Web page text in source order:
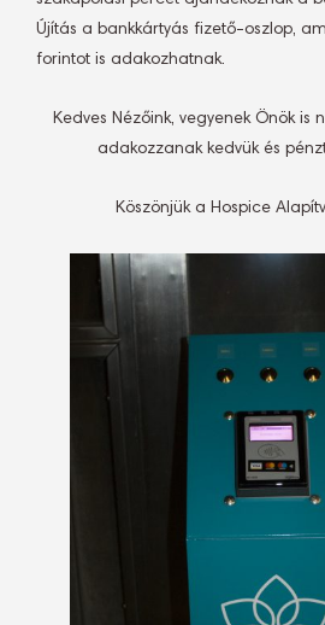
Újítás a bankkártyás fizető-oszlop,
forintot is adakozhatnak.
Kedves Nézőink, vegyenek Önök is
adakozzanak kedvük és
Köszönjük a Hospice